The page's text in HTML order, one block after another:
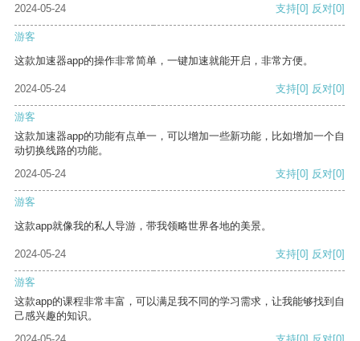
2024-05-24
支持[0] 反对[0]
游客
这款加速器app的操作非常简单，一键加速就能开启，非常方便。
2024-05-24 支持[0] 反对[0]
游客
这款加速器app的功能有点单一，可以增加一些新功能，比如增加一个自
动切换线路的功能。
2024-05-24
支持[0] 反对[0]
游客
这款app就像我的私人导游，带我领略世界各地的美景。
2024-05-24 支持[0] 反对[0]
游客
这款app的课程非常丰富，可以满足我不同的学习需求，让我能够找到自
己感兴趣的知识。